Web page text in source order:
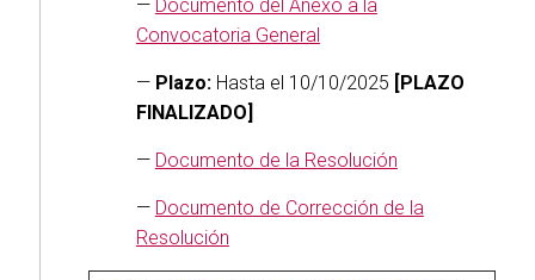
— Documento del Anexo a la
Convocatoria General
— Plazo:Hasta el 10/10/2025 [PLAZO
FINALIZADO]
— Documento de la Resolución
— Documento de Corrección de la
Resolución